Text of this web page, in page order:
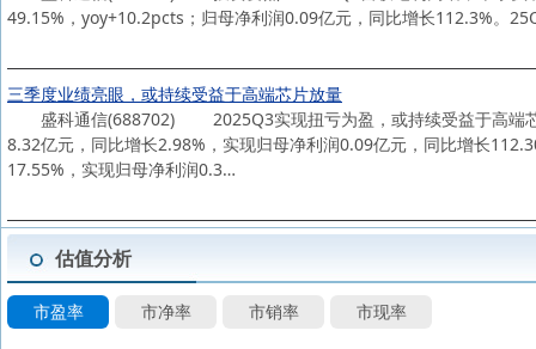
49.15%，yoy+10.2pcts；归母净利润0.09亿元，同比增长112.3%。
三季度业绩亮眼，或持续受益于高端芯片放量
盛科通信(688702) 2025Q3实现扭亏为盈，或持续受益于高端芯
8.32亿元，同比增长2.98%，实现归母净利润0.09亿元，同比增长
17.55%，实现归母净利润0.3…
估值分析
市盈率 市净率 市销率 市现率